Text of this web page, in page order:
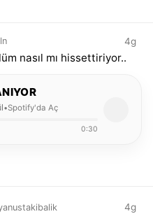
4g
nasıl mı hissettiriyor..
•Spotify'da Aç
0:30
4g